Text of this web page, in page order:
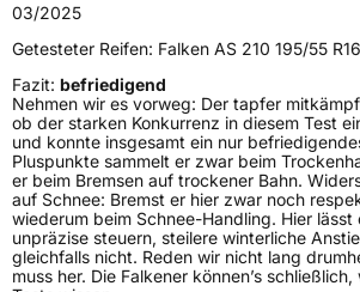
FahrzeugtypPKW
VerwendungGanzjahresreifen
ModellnameAS 210
FahrzeugartPKW & SUV
Weitere Eigenschaften
SchlauchtypTL
03/2025
Getesteter Reifen: Falken AS 210 195/55
Fazit: befriedigend
Nehmen wir es vorweg: Der tapfer
ob der starken Konkurrenz in diesem Test
und konnte insgesamt ein nur
Pluspunkte sammelt er zwar beim
er beim Bremsen auf trockener Bahn.
auf Schnee: Bremst er hier zwar noch
wiederum beim Schnee-Handling. Hier lässt
unpräzise steuern, steilere winterliche
gleichfalls nicht. Reden wir nicht lang
muss her. Die Falkener können’s